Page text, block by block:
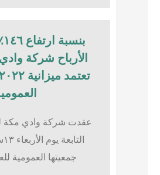
الأرباح شركة
عقدت شركة وادي مكة
جمعيتها العمومية